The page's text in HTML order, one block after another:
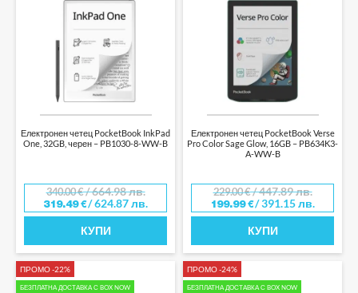
Електронен четец PocketBook InkPad
One, 32GB, черен – PB1030-8-WW-B
340.00€/ 664.98 лв.
319.49€/ 624.87 лв.
КУПИ
Електронен четец PocketBook Verse
Pro Color Sage Glow, 16GB – PB634K3-
A-WW-B
229.00€/ 447.89 лв.
199.99€/ 391.15 лв.
КУПИ
ПРОМО -22%
БЕЗПЛАТНА ДОСТАВКА С BOX NOW
ПРОМО -24%
БЕЗПЛАТНА ДОСТАВКА С BOX NOW